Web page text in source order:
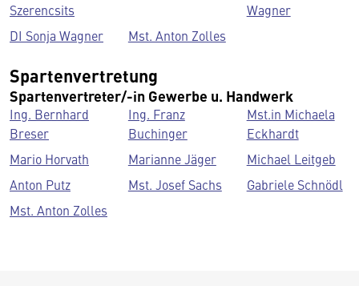
Szerencsits
Wagner
DI Sonja Wagner
Mst. Anton Zolles
Spartenvertretung
Spartenvertreter/-in Gewerbe u. Handwerk
Ing. Bernhard
Breser
Ing. Franz
Buchinger
Mst.in Michaela
Eckhardt
Mario Horvath
Marianne Jäger
Michael Leitgeb
Anton Putz
Mst. Josef Sachs
Gabriele Schnödl
Mst. Anton Zolles